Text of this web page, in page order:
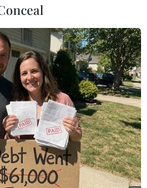
(TTXVN/Vietnam+)